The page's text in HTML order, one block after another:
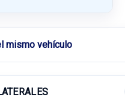
mismo vehículo